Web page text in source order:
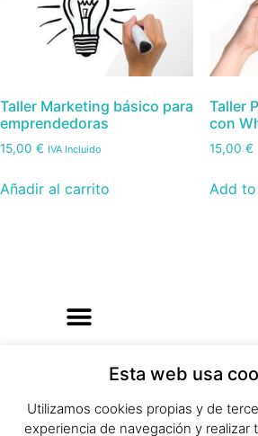
Taller Marketing básico para
emprendedoras
15,00 € IVA Incluido
Añadir al carrito
Taller
con
15,00 €
Add
Esta web usa
Utilizamos cookies propias y de
experiencia de navegación y realizar